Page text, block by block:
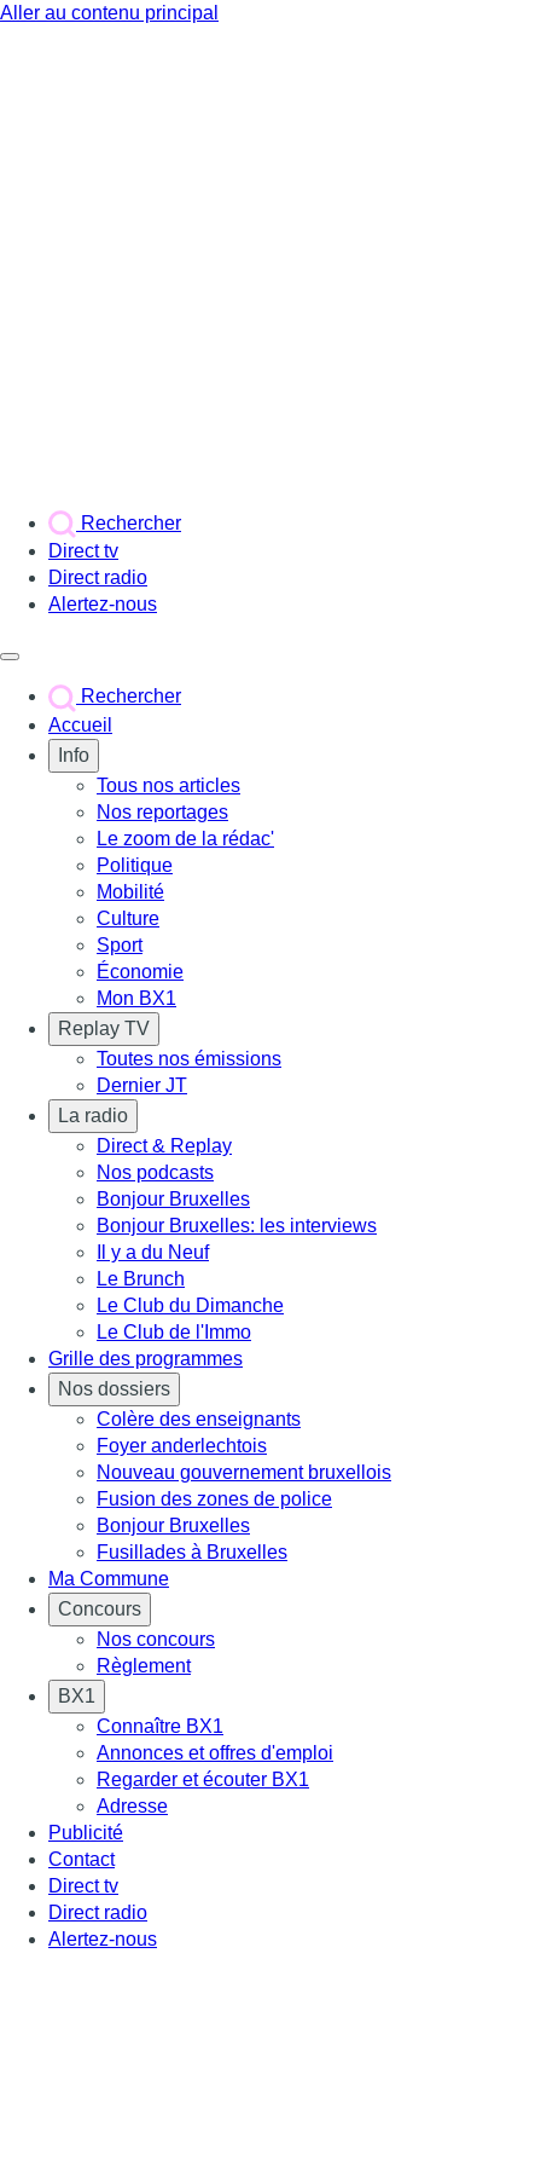
Aller au contenu principal
Rechercher
Direct tv
Direct radio
Alertez-nous
Rechercher
Accueil
Info
Tous nos articles
Nos reportages
Le zoom de la rédac'
Politique
Mobilité
Culture
Sport
Économie
Mon BX1
Replay TV
Toutes nos émissions
Dernier JT
La radio
Direct & Replay
Nos podcasts
Bonjour Bruxelles
Bonjour Bruxelles: les interviews
Il y a du Neuf
Le Brunch
Le Club du Dimanche
Le Club de l'Immo
Grille des programmes
Nos dossiers
Colère des enseignants
Foyer anderlechtois
Nouveau gouvernement bruxellois
Fusion des zones de police
Bonjour Bruxelles
Fusillades à Bruxelles
Ma Commune
Concours
Nos concours
Règlement
BX1
Connaître BX1
Annonces et offres d'emploi
Regarder et écouter BX1
Adresse
Publicité
Contact
Direct tv
Direct radio
Alertez-nous